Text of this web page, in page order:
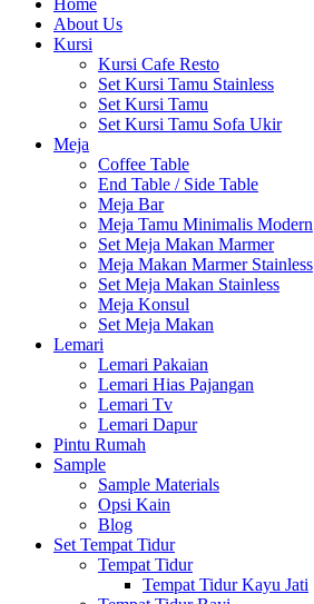
Home
About Us
Kursi
Kursi Cafe Resto
Set Kursi Tamu Stainless
Set Kursi Tamu
Set Kursi Tamu Sofa Ukir
Meja
Coffee Table
End Table / Side Table
Meja Bar
Meja Tamu Minimalis Modern
Set Meja Makan Marmer
Meja Makan Marmer Stainless
Set Meja Makan Stainless
Meja Konsul
Set Meja Makan
Lemari
Lemari Pakaian
Lemari Hias Pajangan
Lemari Tv
Lemari Dapur
Pintu Rumah
Sample
Sample Materials
Opsi Kain
Blog
Set Tempat Tidur
Tempat Tidur
Tempat Tidur Kayu Jati